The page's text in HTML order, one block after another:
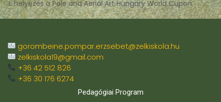
II. helyezés a Pole and Aerial Art Hungary World Cupon
gorombeine.pompar.erzsebet@zelkiskola.hu
zelkiskola19@gmail.com
+36 42 512 826
+36 30 176 6274
Pedagógiai Program